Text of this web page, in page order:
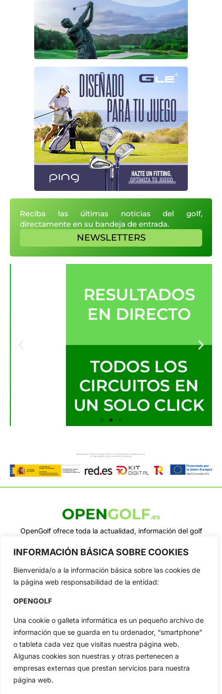
INFORMACIÓN BÁSICA SOBRE COOKIES
Bienvenida/o a la información básica sobre las cookies de
la página web responsabilidad de la entidad:
OPENGOLF
Una cookie o galleta informática es un pequeño archivo de
información que se guarda en tu ordenador, “smartphone”
o tableta cada vez que visitas nuestra página web.
Algunas cookies son nuestras y otras pertenecen a
empresas externas que prestan servicios para nuestra
página web.
Reciba las últimas noticias del golf,
directamente en su bandeja de entrada.
NEWSLETTERS
OpenGolf ofrece toda la actualidad, información del golf
Jon Rahm, LIV Golf, PGA Tour, Ryder Cup, DP World Tour, LPGA
Categorias
Inicio
Actualidad
Circuitos
Especiales
Jon Rahm
Vídeos
De Interés
Compañía
Aviso Legal
Política de Privacidad